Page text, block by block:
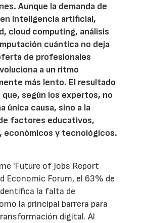
Aunque la demanda de
inteligencia artificial,
cloud computing, análisis
cuántica no deja
de profesionales
a un ritmo
más lento. El resultado
que, según los expertos, no
única causa, sino a la
factores educativos,
económicos y tecnológicos.
'Future of Jobs Report
Economic Forum, el 63% de
la falta de
la principal barrera para
digital. Al